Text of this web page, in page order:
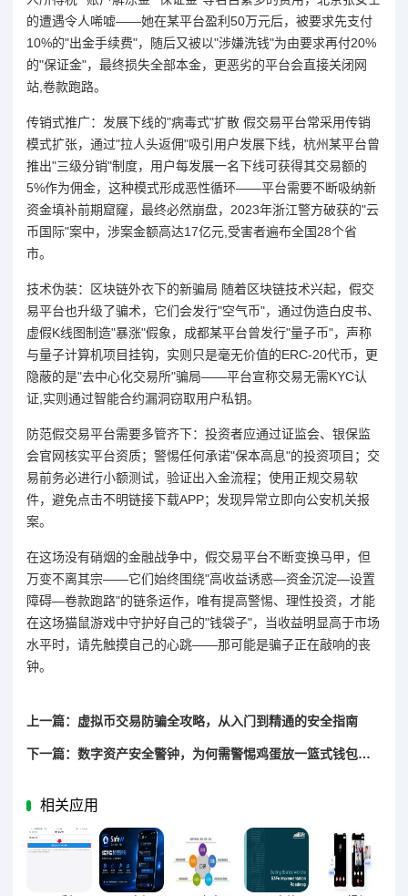
的遭遇令人唏嘘——她在某平台盈利50万元后，被要求先支付
10%的"出金手续费"，随后又被以"涉嫌洗钱"为由要求再付20%
的"保证金"，最终损失全部本金，更恶劣的平台会直接关闭网
站,卷款跑路。
传销式推广：发展下线的"病毒式"扩散 假交易平台常采用传销
模式扩张，通过"拉人头返佣"吸引用户发展下线，杭州某平台曾
推出"三级分销"制度，用户每发展一名下线可获得其交易额的
5%作为佣金，这种模式形成恶性循环——平台需要不断吸纳新
资金填补前期窟窿，最终必然崩盘，2023年浙江警方破获的"云
币国际"案中，涉案金额高达17亿元,受害者遍布全国28个省
市。
技术伪装：区块链外衣下的新骗局 随着区块链技术兴起，假交
易平台也升级了骗术，它们会发行"空气币"，通过伪造白皮书、
虚假K线图制造"暴涨"假象，成都某平台曾发行"量子币"，声称
与量子计算机项目挂钩，实则只是毫无价值的ERC-20代币，更
隐蔽的是"去中心化交易所"骗局——平台宣称交易无需KYC认
证,实则通过智能合约漏洞窃取用户私钥。
防范假交易平台需要多管齐下：投资者应通过证监会、银保监
会官网核实平台资质；警惕任何承诺"保本高息"的投资项目；交
易前务必进行小额测试，验证出入金流程；使用正规交易软
件，避免点击不明链接下载APP；发现异常立即向公安机关报
案。
在这场没有硝烟的金融战争中，假交易平台不断变换马甲，但
万变不离其宗——它们始终围绕"高收益诱惑—资金沉淀—设置
障碍—卷款跑路"的链条运作，唯有提高警惕、理性投资，才能
在这场猫鼠游戏中守护好自己的"钱袋子"，当收益明显高于市场
水平时，请先触摸自己的心跳——那可能是骗子正在敲响的丧
钟。
上一篇：虚拟币交易防骗全攻略，从入门到精通的安全指南
下一篇：数字资产安全警钟，为何需警惕鸡蛋放一篮式钱包管理？
相关应用